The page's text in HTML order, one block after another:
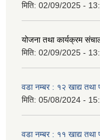
मिति: 02/09/2025 -
योजना तथा कार्यक्रम
मिति: 02/09/2025 -
वडा नम्बर : १२ खाद्य तथा
मिति: 05/08/2024 -
वडा नम्बर : ११ खाद्य तथा